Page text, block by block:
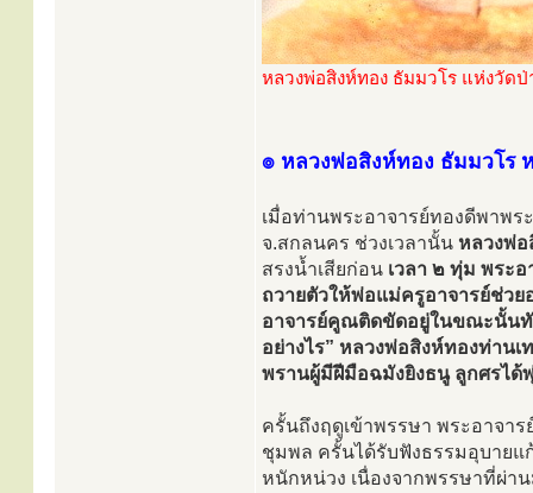
หลวงพ่อสิงห์ทอง ธัมมวโร แห่งวัด
๏ หลวงพ่อสิงห์ทอง ธัมมวโร
เมื่อท่านพระอาจารย์ทองดีพาพ
จ.สกลนคร ช่วงเวลานั้น หลวงพ่อ
สรงน้ำเสียก่อน เวลา ๒ ทุ่ม พระ
ถวายตัวให้พ่อแม่ครูอาจารย์ช่วย
อาจารย์คูณติดขัดอยู่ในขณะนั้นทั
อย่างไร” หลวงพ่อสิงห์ทองท่าน
พรานผู้มีฝีมือฉมังยิงธนู ลูกศรได้
ครั้นถึงฤดูเข้าพรรษา พระอาจา
ชุมพล ครั้นได้รับฟังธรรมอุบายแ
หนักหน่วง เนื่องจากพรรษาที่ผ่า